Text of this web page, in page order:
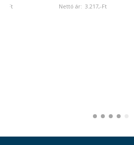
Nettó ár:3.217,-Ft